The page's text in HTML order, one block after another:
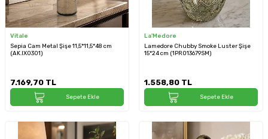
Vitale
Sepia Cam Metal Şişe 11,5*11,5*48 cm
(AK.IX0301)
7.169,70 TL
Sepete Ekle
La'Medore
Lamedore Chubby Smoke Luster Şişe
15*24 cm (1PRO13679SM)
1.558,80 TL
Sepete Ekle